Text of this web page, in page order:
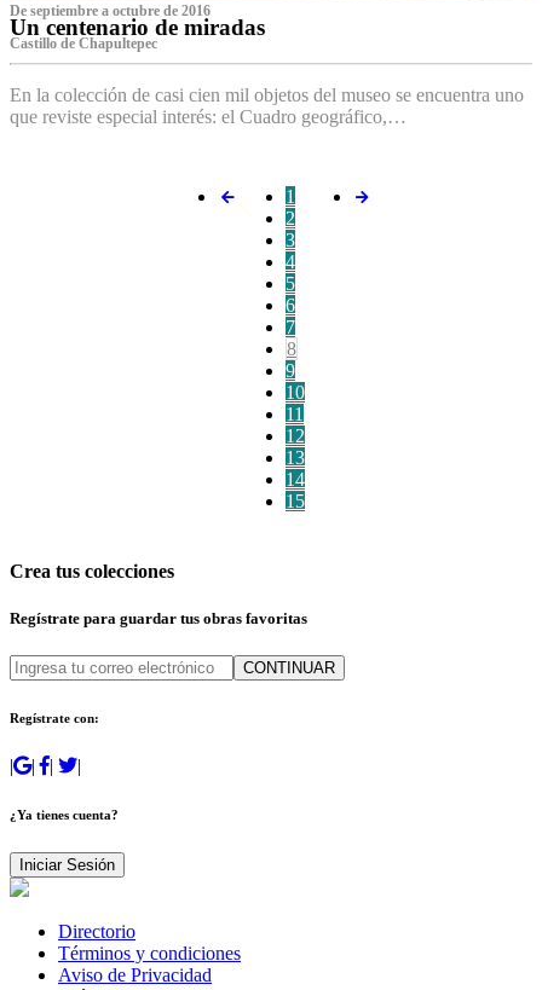
De septiembre a octubre de 2016
Un centenario de miradas
Castillo de Chapultepec
En la colección de casi cien mil objetos del museo se encuentra uno
que reviste especial interés: el Cuadro geográfico,…
1
2
3
4
5
6
7
8
9
10
11
12
13
14
15
Crea tus colecciones
Regístrate para guardar tus obras favoritas
CONTINUAR
Regístrate con:
| | | |
¿Ya tienes cuenta?
Iniciar Sesión
Directorio
Términos y condiciones
Aviso de Privacidad